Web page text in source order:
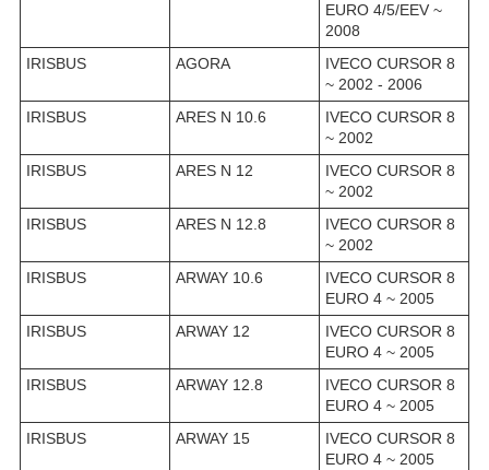
EURO 4/5/EEV ~
2008
IRISBUS
AGORA
IVECO CURSOR 8
~ 2002 - 2006
IRISBUS
ARES N 10.6
IVECO CURSOR 8
~ 2002
IRISBUS
ARES N 12
IVECO CURSOR 8
~ 2002
IRISBUS
ARES N 12.8
IVECO CURSOR 8
~ 2002
IRISBUS
ARWAY 10.6
IVECO CURSOR 8
EURO 4 ~ 2005
IRISBUS
ARWAY 12
IVECO CURSOR 8
EURO 4 ~ 2005
IRISBUS
ARWAY 12.8
IVECO CURSOR 8
EURO 4 ~ 2005
IRISBUS
ARWAY 15
IVECO CURSOR 8
EURO 4 ~ 2005